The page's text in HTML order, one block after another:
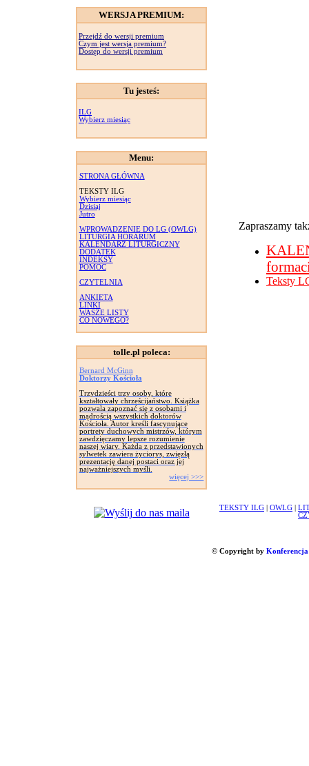
WERSJA PREMIUM:
Przejdź do wersji premium
Czym jest wersja premium?
Dostęp do wersji premium
Tu jesteś:
ILG
Wybierz miesiąc
Menu:
STRONA GŁÓWNA
TEKSTY ILG
Wybierz miesiąc
Dzisiaj
Jutro
WPROWADZENIE DO LG (OWLG)
LITURGIA HORARUM
KALENDARZ LITURGICZNY
DODATEK
INDEKSY
POMOC
CZYTELNIA
ANKIETA
LINKI
WASZE LISTY
CO NOWEGO?
tolle.pl poleca:
Bernard McGinn
Doktorzy Kościoła
Trzydzieści trzy osoby, które
kształtowały chrześcijaństwo. Książka
pozwala zapoznać się z osobami i
mądrością wszystkich doktorów
Kościoła. Autor kreśli fascynujące
portrety duchowych mistrzów, którym
zawdzięczamy lepsze rozumienie
naszej wiary. Każda z przedstawionych
sylwetek zawiera życiorys, zwięzłą
prezentację danej postaci oraz jej
najważniejszych myśli.
więcej >>>
Zapraszamy
Teksty
TEKSTY ILG OWLG
© Copyright by Konferencja